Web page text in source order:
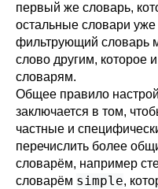
первый же словарь,
остальные словари
фильтрующий словарь
слово другим, которое
словарям.
Общее правило
заключается в том,
частные и
перечислить более
словарём, например
словарём simple,